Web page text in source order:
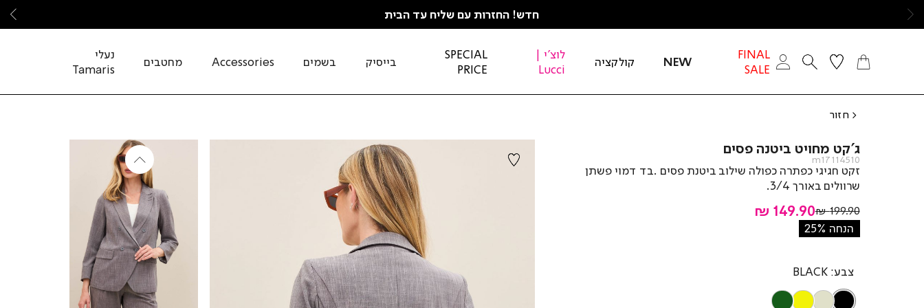
חדש! החזרות עם שליח עד הבית
FINAL
SALE
NEW קולקציה
לוצ'י |
Lucci
SPECIAL
PRICE
בייסיק בשמים Accessories מחטבים
נעלי
Tamaris
חזור
ג’קט מחויט ביטנה פסים
m17114510
זקט חגיגי כפתרה כפולה שילוב ביטנת פסים .בד דמוי פשתן
שרוולים באורך 3/4.
מחיר
מוצר
149.90 ₪
מחיר
רגיל
199.90 ₪
הנחה 25%
צבע BLACK
BLACK
STONE
YELLOW
OLIVE